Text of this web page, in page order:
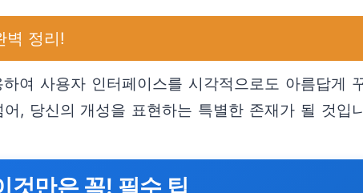
벽 정리!
여 사용자 인터페이스를 시각적으로도 아름답게
, 당신의 개성을 표현하는 특별한 존재가 될 것입
것만은 꼭! 필수 팁